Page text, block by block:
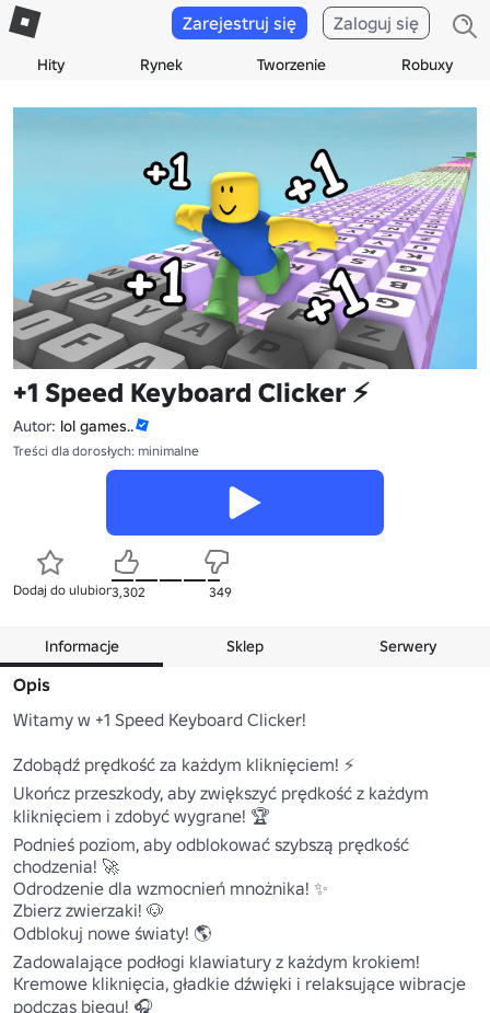
Hity Rynek Tworzenie Robuxy
Zarejestruj się Zaloguj się
+1 Speed Keyboard Clicker ⚡
Autor: lol games..
Treści dla dorosłych: minimalne
Dodaj do ulubionych
3,302 349
Informacje Sklep Serwery
Opis
Witamy w +1 Speed Keyboard Clicker!
Zdobądź prędkość za każdym kliknięciem! ⚡
Ukończ przeszkody, aby zwiększyć prędkość z każdym
kliknięciem i zdobyć wygrane! 🏆
Podnieś poziom, aby odblokować szybszą prędkość
chodzenia! 🚀
Odrodzenie dla wzmocnień mnożnika! ✨
Zbierz zwierzaki! 🐶
Odblokuj nowe światy! 🌎
Zadowalające podłogi klawiatury z każdym krokiem!
Kremowe kliknięcia, gładkie dźwięki i relaksujące wibracje
podczas biegu! 🎧